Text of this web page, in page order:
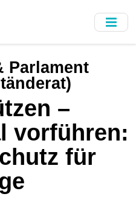
Parlament
–
vorführen:
für